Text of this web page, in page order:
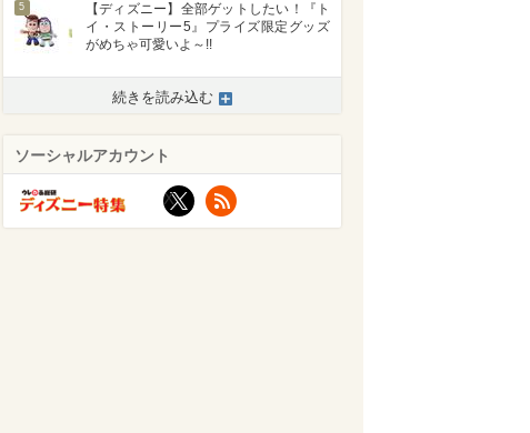
>
5
【ディズニー】全部ゲットしたい！『ト
イ・ストーリー5』プライズ限定グッズ
がめちゃ可愛いよ～!!
続きを読み込む
ソーシャルアカウント
X